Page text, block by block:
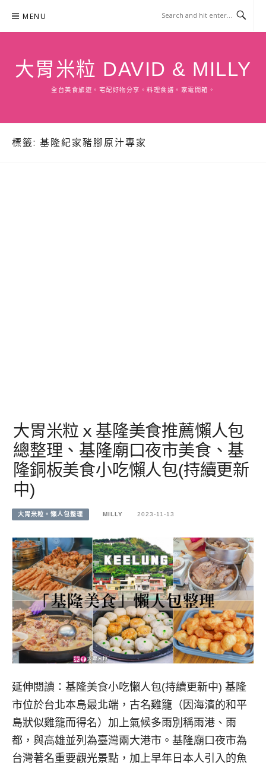
content
MENU
大胃米粒 DAVID & MILLY
全台美食旅遊。宅配好物分享。料理食譜。家電開箱。
標籤: 基隆紀家豬腳原汁專家
大胃米粒ｘ基隆美食推薦懶人包
總整理、基隆廟口夜市美食、基
隆銅板美食小吃懶人包(持續更新
中)
大胃米粒。懶人包整理 MILLY 2023-11-13
延伸閱讀：基隆美食小吃懶人包(持續更新中) 基隆
市位於台北本島最北端，古名雞籠（因海濱的和平
島狀似雞籠而得名）加上氣候多雨別稱雨港、雨
都，與高雄並列為臺灣兩大港市。基隆廟口夜市為
台灣著名重要觀光景點，加上早年日本人引入的魚